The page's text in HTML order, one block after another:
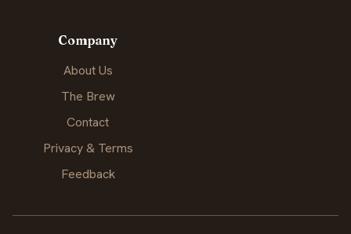
Company
About Us
The Brew
Contact
Privacy & Terms
Feedback